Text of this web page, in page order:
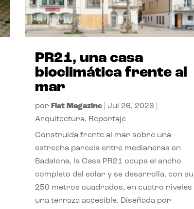
PR21, una casa
bioclimática frente al
mar
por Flat Magazine| Jul 26, 2026
Arquitectura, Reportaje
Construida frente al mar sobre una
estrecha parcela entre medianeras en
Badalona, la Casa PR21 ocupa el ancho
completo del solar y se desarrolla, con
250 metros cuadrados, en cuatro niveles
una terraza accesible. Diseñada por